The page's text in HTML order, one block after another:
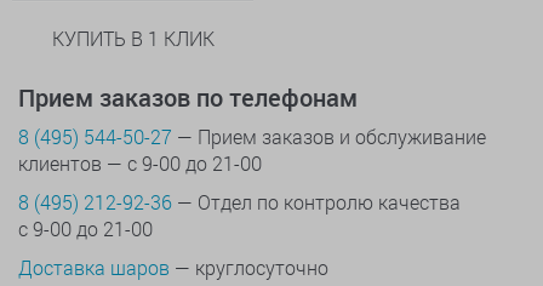
КУПИТЬ В 1 КЛИК
Прием заказов по телефонам
8 (495) 544-50-27 — Прием заказов и обслуживание
клиентов — с 9-00 до 21-00
8 (495) 212-92-36 — Отдел по контролю качества
с 9-00 до 21-00
Доставка шаров — круглосуточно